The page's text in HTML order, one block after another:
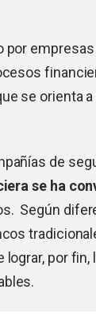
se orienta
de
se ha
Según
por